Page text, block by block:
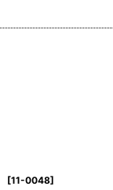
[11-0048]